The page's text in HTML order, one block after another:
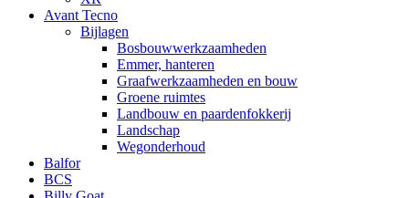
Avant Tecno
Bijlagen
Bosbouwwerkzaamheden
Emmer, hanteren
Graafwerkzaamheden en bouw
Groene ruimtes
Landbouw en paardenfokkerij
Landschap
Wegonderhoud
Balfor
BCS